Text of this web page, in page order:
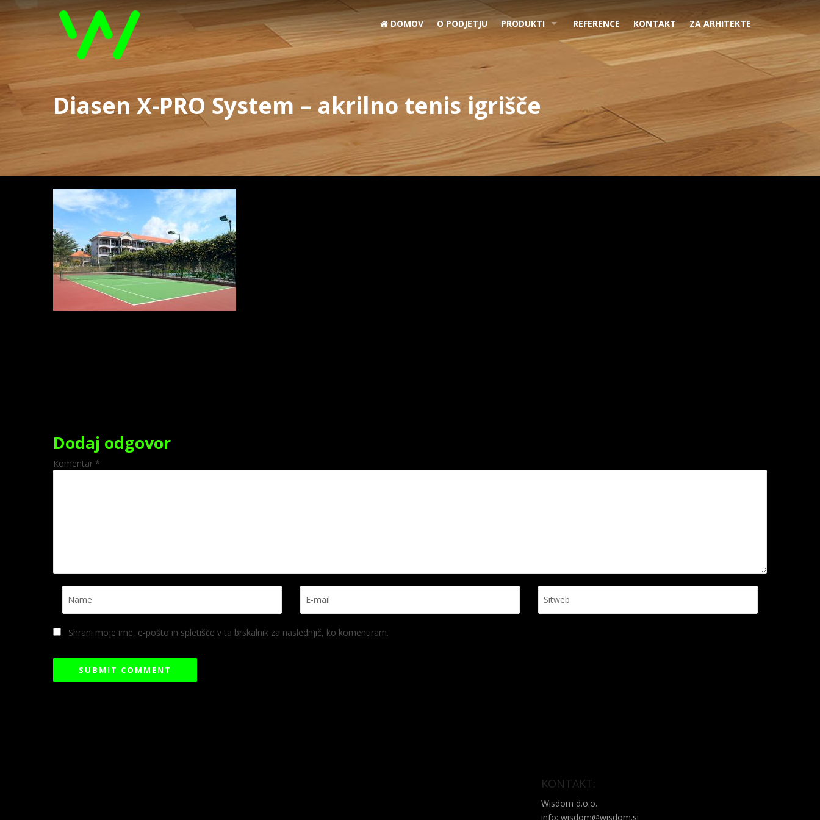
DOMOV O PODJETJU PRODUKTI REFERENCE KONTAKT ZA ARHITEKTE
Diasen X-PRO System – akrilno tenis igrišče
Dodaj odgovor
Komentar *
Shrani moje ime, e-pošto in spletišče v ta brskalnik za naslednjič, ko komentiram.
KONTAKT:
Wisdom d.o.o.
info: wisdom@wisdom.si